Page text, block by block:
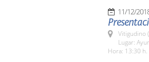
11/12/
Vitigudino
Lugar:
Hora: 13:30 h.